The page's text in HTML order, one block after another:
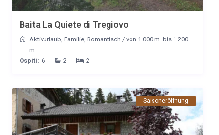
due bagni, un salottino e una ampia zona pranzo con cucina
assistiti con il cuore durante tutto il nostro soggiorno e siamo
ripartiti con il desiderio di tornare.
Baita La Quiete di Tregiovo
Aktivurlaub, Familie, Romantisch / von 1.000 m. bis 1.200
m.
Ospiti: 6 2 2
Saisoneröffnung